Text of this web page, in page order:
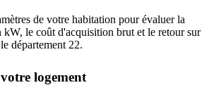
de votre habitation pour évaluer la
kW, le coût d'acquisition brut et le retour sur
département 22.
logement